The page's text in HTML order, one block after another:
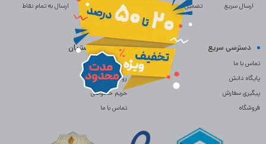
ارسال سریع تضمین بهترین قیمت ضمانت اصالت ارسال به تمام نقاط
دسترسی سریع
تماس با ما
پایگاه دانش
پیگیری سفارش
فروشگاه
خدمات مشتریان
سوالات متداول
رویه بازگردانی کالا
حریم خصوصی
تماس با ما